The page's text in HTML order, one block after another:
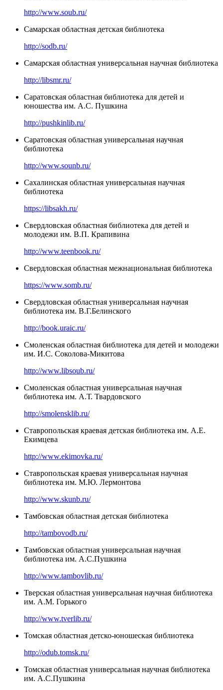
http://www.soub.ru/
Самарская областная детская библиотека
http://sodb.ru/
Самарская областная универсальная научная библиотека
http://libsmr.ru/
Саратовская областная библиотека для детей и
юношества им. А.С. Пушкина
http://pushkinlib.ru/
Саратовская областная универсальная научная
библиотека
http://www.sounb.ru/
Сахалинская областная универсальная научная
библиотека
https://libsakh.ru/
Свердловская областная библиотека для детей и
молодежи им. В.П. Крапивина
http://www.teenbook.ru/
Свердловская областная межнациональная библиотека
https://www.somb.ru/
Свердловская областная универсальная научная
библиотека им. В.Г.Белинского
http://book.uraic.ru/
Смоленская областная библиотека для детей и молодежи
им. И.С. Соколова-Микитова
http://www.libsoub.ru/
Смоленская областная универсальная научная
библиотека им. А.Т. Твардовского
http://smolensklib.ru/
Ставропольская краевая детская библиотека им. А.Е.
Екимцева
http://www.ekimovka.ru/
Ставропольская краевая универсальная научная
библиотека им. М.Ю. Лермонтова
http://www.skunb.ru/
Тамбовская областная детская библиотека
http://tambovodb.ru/
Тамбовская областная универсальная научная
библиотека им. А.С.Пушкина
http://www.tambovlib.ru/
Тверская областная универсальная научная библиотека
им. А.М. Горького
http://www.tverlib.ru/
Томская областная детско-юношеская библиотека
http://odub.tomsk.ru/
Томская областная универсальная научная библиотека
им. А.С.Пушкина